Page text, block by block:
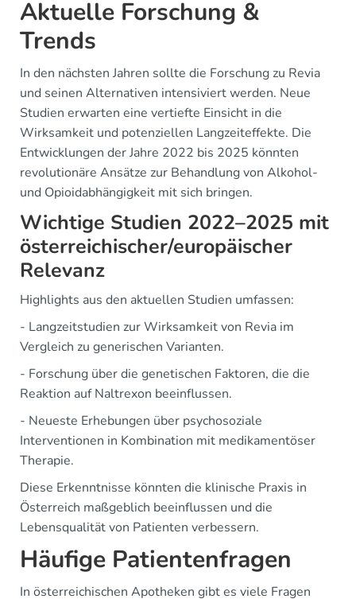
Aktuelle Forschung &
Trends
In den nächsten Jahren sollte die Forschung zu Revia
und seinen Alternativen intensiviert werden. Neue
Studien erwarten eine vertiefte Einsicht in die
Wirksamkeit und potenziellen Langzeiteffekte. Die
Entwicklungen der Jahre 2022 bis 2025 könnten
revolutionäre Ansätze zur Behandlung von Alkohol-
und Opioidabhängigkeit mit sich bringen.
Wichtige Studien 2022–2025 mit
österreichischer/europäischer
Relevanz
Highlights aus den aktuellen Studien umfassen:
- Langzeitstudien zur Wirksamkeit von Revia im
Vergleich zu generischen Varianten.
- Forschung über die genetischen Faktoren, die die
Reaktion auf Naltrexon beeinflussen.
- Neueste Erhebungen über psychosoziale
Interventionen in Kombination mit medikamentöser
Therapie.
Diese Erkenntnisse könnten die klinische Praxis in
Österreich maßgeblich beeinflussen und die
Lebensqualität von Patienten verbessern.
Häufige Patientenfragen
In österreichischen Apotheken gibt es viele Fragen